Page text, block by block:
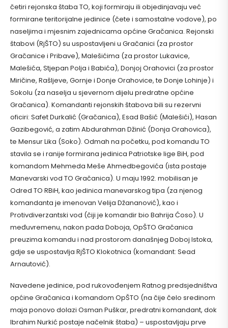
četiri rejonska štaba TO, koji formiraju ili objedinjavaju već
formirane teritorijalne jedinice (čete i samostalne vodove), po
naseljima i mjesnim zajednicama općine Gračanica. Rejonski
štabovi (RjŠTO) su uspostavljeni u Gračanici (za prostor
Gračanice i Pribave), Malešićima (za prostor Lukavice,
Malešića, Stjepan Polja i Babića), Donjoj Orahovici (za prostor
Miričine, Rašljeve, Gornje i Donje Orahovice, te Donje Lohinje) i
Sokolu (za naselja u sjevernom dijelu predratne općine
Gračanica). Komandanti rejonskih štabova bili su rezervni
oficiri: Safet Durkalić (Gračanica), Esad Bašić (Malešići), Hasan
Gazibegović, a zatim Abdurahman Džinić (Donja Orahovica),
te Mensur Lika (Soko). Odmah na početku, pod komandu TO
stavila se i ranije formirana jedinica Patriotske lige BiH, pod
komandom Mehmeda Meše Ahmedbegovića (ista postaje
Manevarski vod TO Gračanica). U maju 1992. mobilisan je
Odred TO RBiH, kao jedinica manevarskog tipa (za njenog
komandanta je imenovan Velija Džananović), kao i
Protivdiverzantski vod (čiji je komandir bio Bahrija Ćoso). U
međuvremenu, nakon pada Doboja, OpŠTO Gračanica
preuzima komandu i nad prostorom današnjeg Doboj Istoka,
gdje se uspostavlja RjŠTO Klokotnica (komandant: Sead
Arnautović).
Navedene jedinice, pod rukovođenjem Ratnog predsjedništva
općine Gračanica i komandom OpŠTO (na čije čelo sredinom
maja ponovo dolazi Osman Puškar, predratni komandant, dok
Ibrahim Nurkić postaje načelnik štaba) – uspostavljaju prve